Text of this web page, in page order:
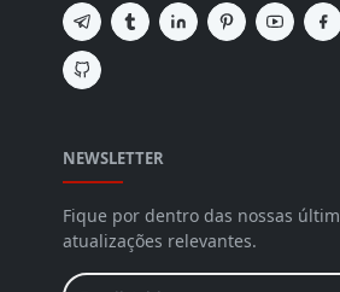
NEWSLETTER
Fique por dentro das nossas
atualizações relevantes.